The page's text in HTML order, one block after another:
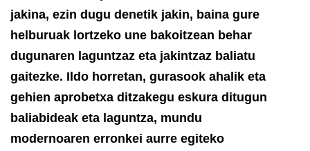
jakina, ezin dugu denetik jakin, baina gure
helburuak lortzeko une bakoitzean behar
dugunaren laguntzaz eta jakintzaz baliatu
gaitezke. Ildo horretan, gurasook ahalik eta
gehien aprobetxa ditzakegu eskura ditugun
baliabideak eta laguntza, mundu
modernoaren erronkei aurre egiteko